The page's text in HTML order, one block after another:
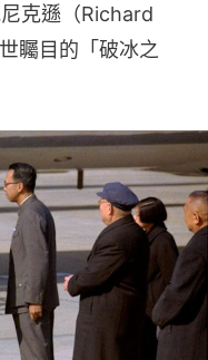
克遜（Richard
矚目的「破冰之